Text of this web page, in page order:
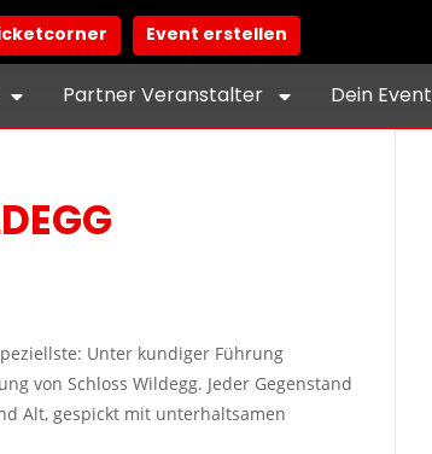
Event erstellen
Partner Veranstalter Dein Event
Unter kundiger Führung
von Schloss Wildegg. Jeder Gegenstand
Alt, gespickt mit unterhaltsamen